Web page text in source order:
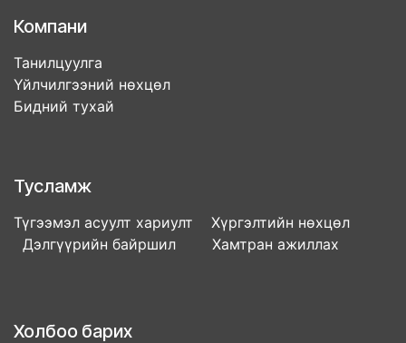
Компани
Танилцуулга
Үйлчилгээний нөхцөл
Бидний тухай
Тусламж
Түгээмэл асуулт хариулт Хүргэлтийн нөхцөл
Дэлгүүрийн байршил Хамтран ажиллах
Холбоо барих